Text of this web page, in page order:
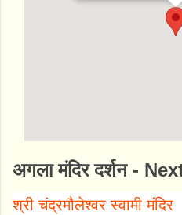
radha-govindji-temple
अगला मंदिर दर्शन -
श्री चंद्रमौलेश्वर स्वामी मंदिर